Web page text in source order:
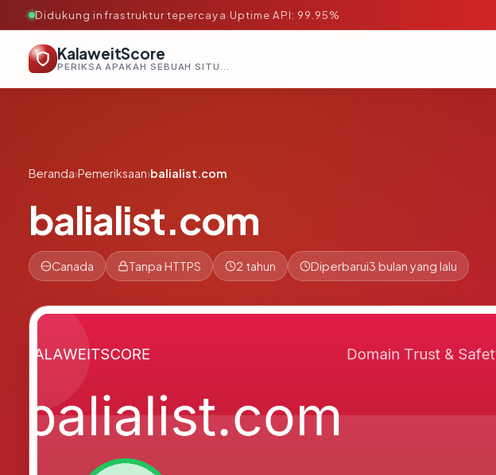
Didukung infrastruktur tepercaya·Uptime API: 99.95%
KalaweitScore
PERIKSA APAKAH SEBUAH SITUS AMAN, TEPERCAYA, DAN TERVERIFIKASI DALAM HITUNGAN DETIK.
Beranda›Pemeriksaan›balialist.com
balialist.com
Canada Tanpa HTTPS 2 tahun Diperbarui3 bulan yang lalu